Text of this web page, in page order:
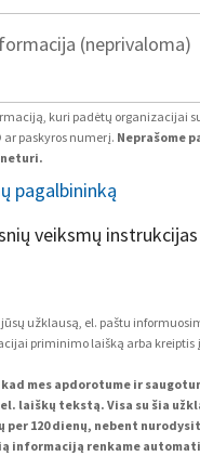
(neprivaloma)
kuri padėtų organizacijai
ar paskyros numerį. Neprašome
pagalbininką
veiksmų
užklausą, el. paštu
priminimo laišką arba
mes apdorotume ir
laiškų tekstą. Visa su šia
120 dienų, nebent
informaciją renkame